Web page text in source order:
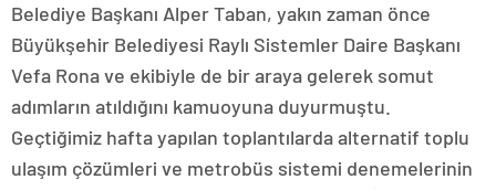
Belediye Başkanı Alper Taban, yakın zaman önce
Büyükşehir Belediyesi Raylı Sistemler Daire Başkanı
Vefa Rona ve ekibiyle de bir araya gelerek somut
adımların atıldığını kamuoyuna duyurmuştu.
Geçtiğimiz hafta yapılan toplantılarda alternatif toplu
ulaşım çözümleri ve metrobüs sistemi denemelerinin